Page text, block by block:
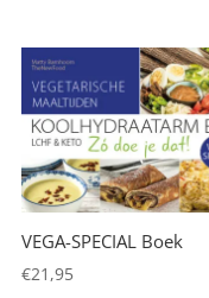
VEGA-SPECIAL Boek
€21,95